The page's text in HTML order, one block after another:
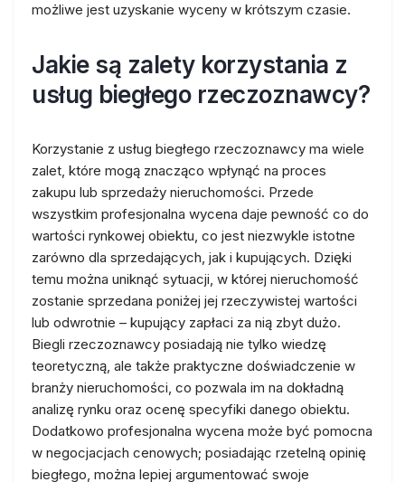
możliwe jest uzyskanie wyceny w krótszym czasie.
Jakie są zalety korzystania z
usług biegłego rzeczoznawcy?
Korzystanie z usług biegłego rzeczoznawcy ma wiele
zalet, które mogą znacząco wpłynąć na proces
zakupu lub sprzedaży nieruchomości. Przede
wszystkim profesjonalna wycena daje pewność co do
wartości rynkowej obiektu, co jest niezwykle istotne
zarówno dla sprzedających, jak i kupujących. Dzięki
temu można uniknąć sytuacji, w której nieruchomość
zostanie sprzedana poniżej jej rzeczywistej wartości
lub odwrotnie – kupujący zapłaci za nią zbyt dużo.
Biegli rzeczoznawcy posiadają nie tylko wiedzę
teoretyczną, ale także praktyczne doświadczenie w
branży nieruchomości, co pozwala im na dokładną
analizę rynku oraz ocenę specyfiki danego obiektu.
Dodatkowo profesjonalna wycena może być pomocna
w negocjacjach cenowych; posiadając rzetelną opinię
biegłego, można lepiej argumentować swoje